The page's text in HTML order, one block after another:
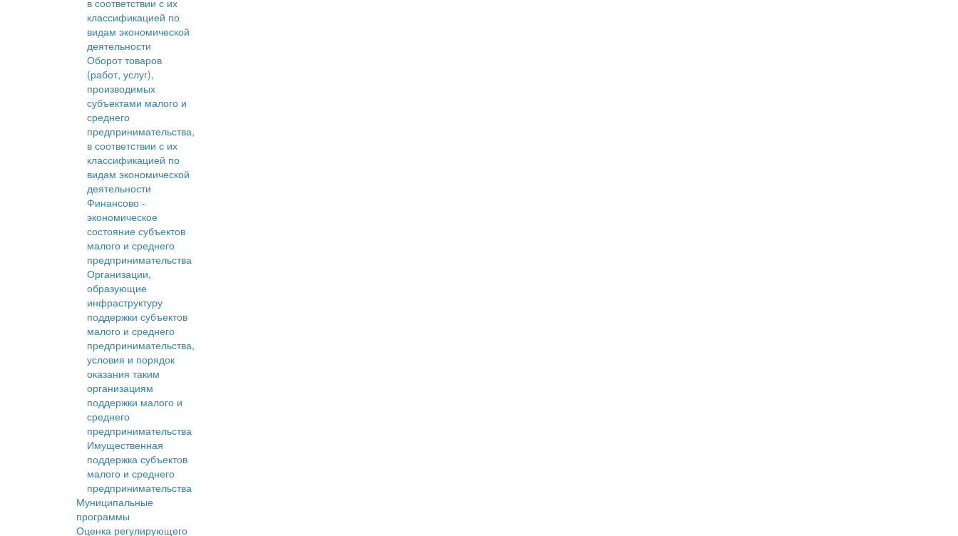
в соответствии с их
классификацией по
видам экономической
деятельности
Оборот товаров
(работ, услуг),
производимых
субъектами малого и
среднего
предпринимательства,
в соответствии с их
классификацией по
видам экономической
деятельности
Финансово -
экономическое
состояние субъектов
малого и среднего
предпринимательства
Организации,
образующие
инфраструктуру
поддержки субъектов
малого и среднего
предпринимательства,
условия и порядок
оказания таким
организациям
поддержки малого и
среднего
предпринимательства
Имущественная
поддержка субъектов
малого и среднего
предпринимательства
Муниципальные
программы
Оценка регулирующего